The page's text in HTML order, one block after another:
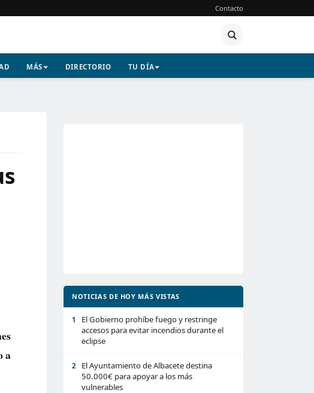
Contacto
MÁS DIRECTORIO TU DÍA
a
NOTICIAS DE HOY MÁS VISTAS
1
El Gobierno prohíbe fuego y restringe
accesos para evitar incendios durante el
eclipse
2
El Ayuntamiento de Albacete destina
50.000€ para apoyar a los más
vulnerables